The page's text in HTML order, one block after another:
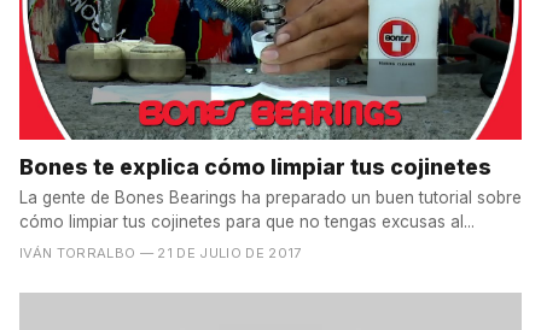
Bones te explica cómo limpiar tus cojinetes
La gente de Bones Bearings ha preparado un buen tutorial sobre
cómo limpiar tus cojinetes para que no tengas excusas al...
IVÁN TORRALBO — 21 DE JULIO DE 2017